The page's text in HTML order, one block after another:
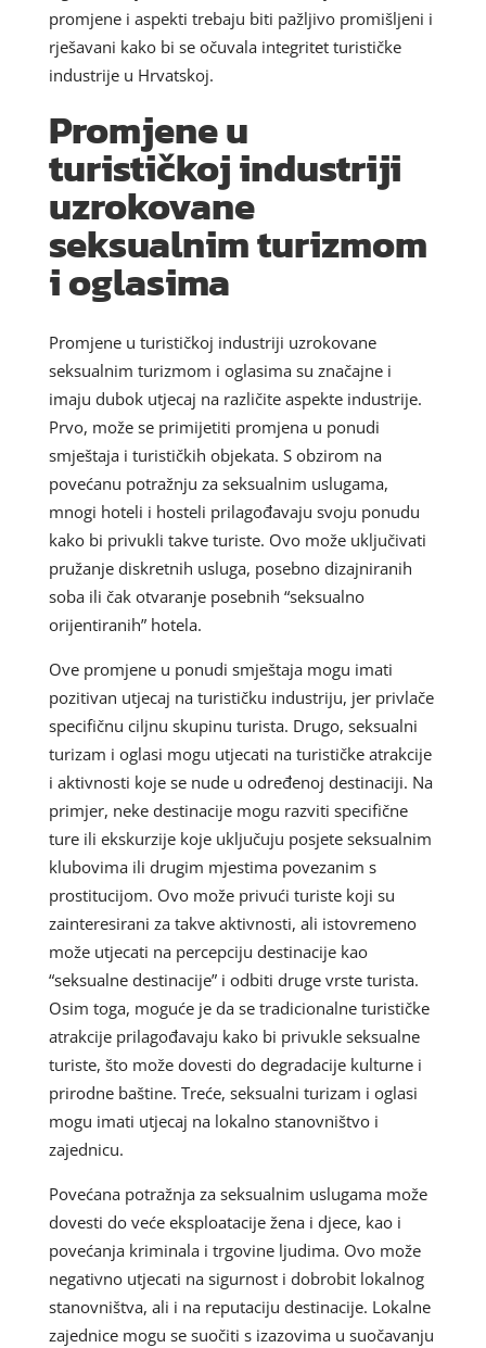
promjene i aspekti trebaju biti pažljivo promišljeni i
rješavani kako bi se očuvala integritet turističke
industrije u Hrvatskoj.
Promjene u
turističkoj industriji
uzrokovane
seksualnim turizmom
i oglasima
Promjene u turističkoj industriji uzrokovane
seksualnim turizmom i oglasima su značajne i
imaju dubok utjecaj na različite aspekte industrije.
Prvo, može se primijetiti promjena u ponudi
smještaja i turističkih objekata. S obzirom na
povećanu potražnju za seksualnim uslugama,
mnogi hoteli i hosteli prilagođavaju svoju ponudu
kako bi privukli takve turiste. Ovo može uključivati ​​
pružanje diskretnih usluga, posebno dizajniranih
soba ili čak otvaranje posebnih “seksualno
orijentiranih” hotela.
Ove promjene u ponudi smještaja mogu imati
pozitivan utjecaj na turističku industriju, jer privlače
specifičnu ciljnu skupinu turista. Drugo, seksualni
turizam i oglasi mogu utjecati na turističke atrakcije
i aktivnosti koje se nude u određenoj destinaciji. Na
primjer, neke destinacije mogu razviti specifične
ture ili ekskurzije koje uključuju posjete seksualnim
klubovima ili drugim mjestima povezanim s
prostitucijom. Ovo može privući turiste koji su
zainteresirani za takve aktivnosti, ali istovremeno
može utjecati na percepciju destinacije kao
“seksualne destinacije” i odbiti druge vrste turista.
Osim toga, moguće je da se tradicionalne turističke
atrakcije prilagođavaju kako bi privukle seksualne
turiste, što može dovesti do degradacije kulturne i
prirodne baštine. Treće, seksualni turizam i oglasi
mogu imati utjecaj na lokalno stanovništvo i
zajednicu.
Povećana potražnja za seksualnim uslugama može
dovesti do veće eksploatacije žena i djece, kao i
povećanja kriminala i trgovine ljudima. Ovo može
negativno utjecati na sigurnost i dobrobit lokalnog
stanovništva, ali i na reputaciju destinacije. Lokalne
zajednice mogu se suočiti s izazovima u suočavanju